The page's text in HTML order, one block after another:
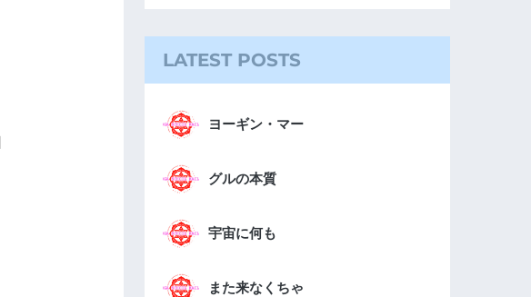
LATEST POSTS
ヨーギン・マー
グルの本質
宇宙に何も
また来なくちゃ